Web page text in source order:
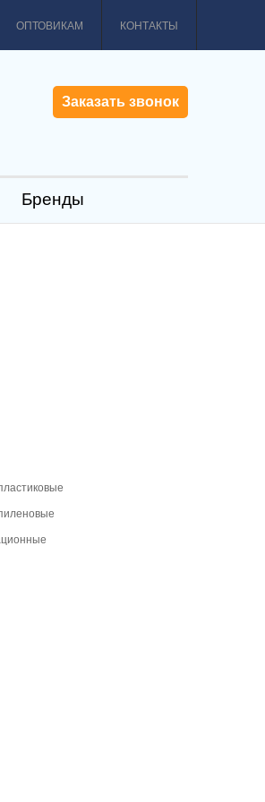
КОНТАКТЫ
ОПТОВИКАМ
Заказать звонок
Бренды